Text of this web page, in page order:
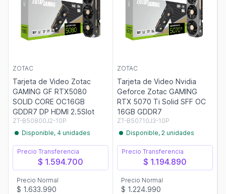
ZOTAC
Tarjeta de Video Zotac
GAMING GF RTX5080
SOLID CORE OC16GB
GDDR7 DP HDMI 2.5Slot
ZT-B50800J2-10P
Disponible, 4 unidades
Precio Transferencia
$ 1.594.700
Precio Normal
$ 1.633.990
ZOTAC
Tarjeta de Video Nvidia
Geforce Zotac GAMING
RTX 5070 Ti Solid SFF OC
16GB GDDR7
ZT-B50710J3-10P
Disponible, 2 unidades
Precio Transferencia
$ 1.194.890
Precio Normal
$ 1.224.990